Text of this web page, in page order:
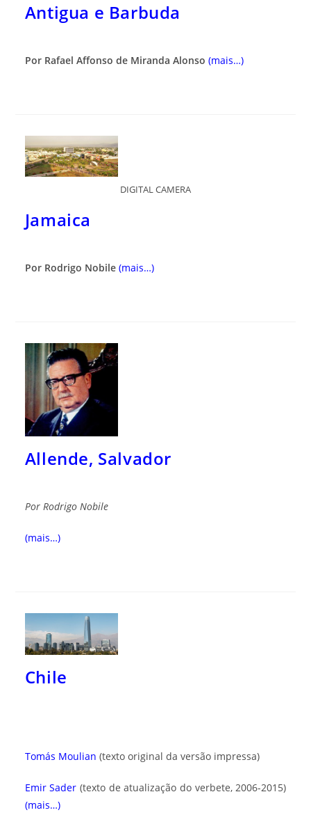
Antigua e Barbuda
Por Rafael Affonso de Miranda Alonso (mais…)
DIGITAL CAMERA
Jamaica
Por Rodrigo Nobile (mais…)
Allende, Salvador
Por Rodrigo Nobile
(mais…)
Chile
Tomás Moulian (texto original da versão impressa)
Emir Sader (texto de atualização do verbete, 2006-2015)
(mais…)